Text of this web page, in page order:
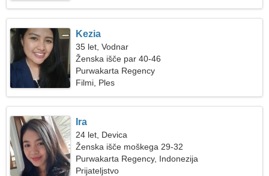
Kezia
35 let, Vodnar
Ženska išče par 40-46
Purwakarta Regency
Filmi, Ples
Ira
24 let, Devica
Ženska išče moškega 29-32
Purwakarta Regency, Indonezija
Prijateljstvo